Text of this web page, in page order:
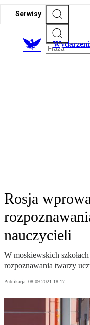
Serwisy
Rosja
nauczycieli
W moskiewskich
rozpoznawania twarzy
Publikacja: 08.09.2021 18:17